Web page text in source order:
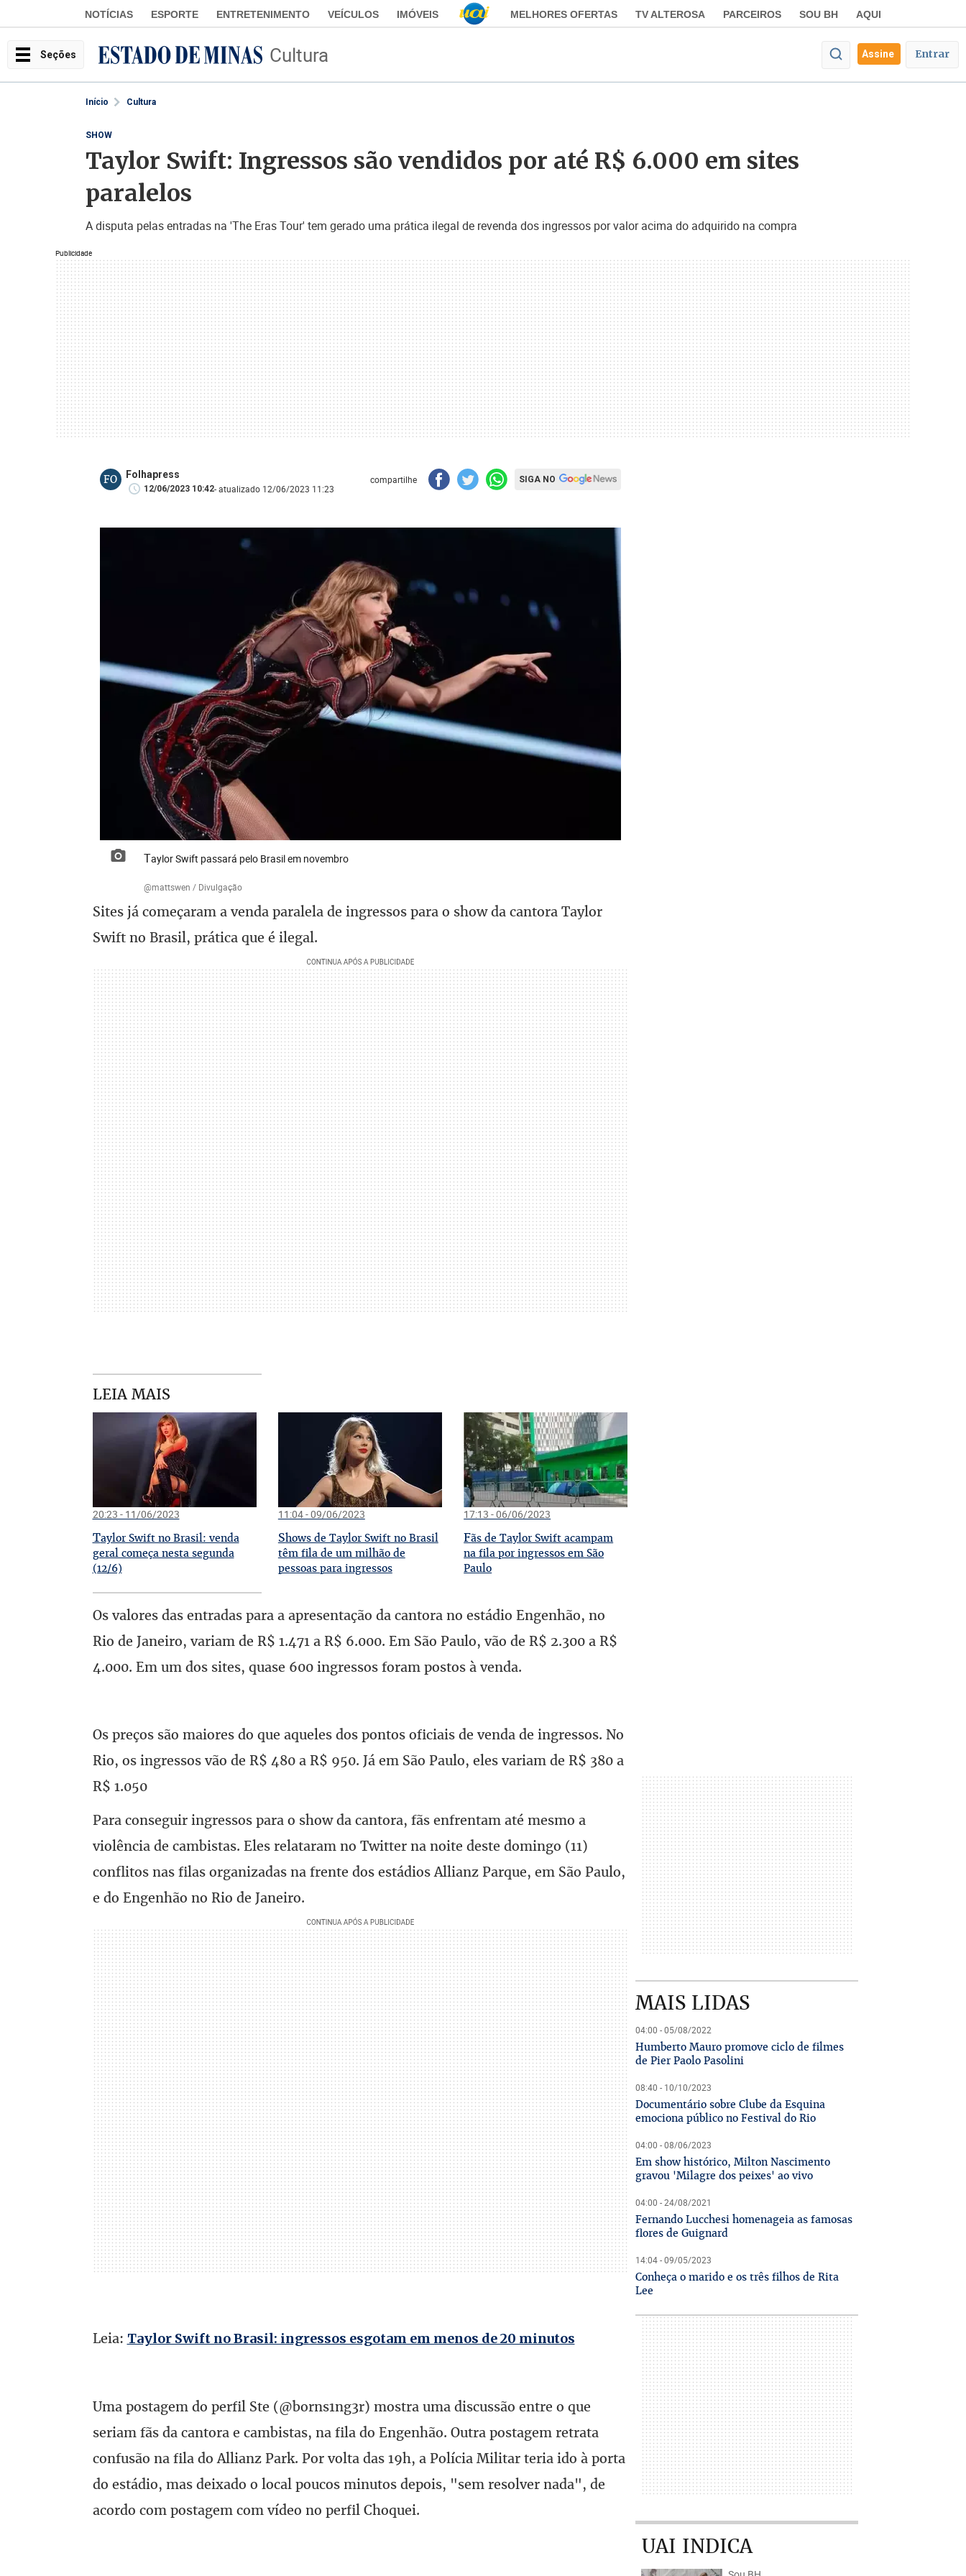
NOTÍCIAS ESPORTE ENTRETENIMENTO VEÍCULOS IMÓVEIS MELHORES OFERTAS TV ALTEROSA PARCEIROS SOU BH AQUI
Seções Cultura Assine Entrar
Início Cultura
Publicidade
SHOW
Taylor Swift: Ingressos são vendidos por até R$ 6.000 em sites
paralelos
A disputa pelas entradas na 'The Eras Tour' tem gerado uma prática ilegal de revenda dos ingressos por valor acima do adquirido na compra
FO Folhapress
12/06/2023 10:42- atualizado 12/06/2023 11:23
compartilhe SIGA NO
Taylor Swift passará pelo Brasil em novembro
@mattswen / Divulgação
Sites já começaram a venda paralela de ingressos para o show da cantora Taylor
Swift no Brasil, prática que é ilegal.
LEIA MAIS
20:23 - 11/06/2023
Taylor Swift no Brasil: venda
geral começa nesta segunda
(12/6)
11:04 - 09/06/2023
Shows de Taylor Swift no Brasil
têm fila de um milhão de
pessoas para ingressos
17:13 - 06/06/2023
Fãs de Taylor Swift acampam
na fila por ingressos em São
Paulo
Os valores das entradas para a apresentação da cantora no estádio Engenhão, no
Rio de Janeiro, variam de R$ 1.471 a R$ 6.000. Em São Paulo, vão de R$ 2.300 a R$
4.000. Em um dos sites, quase 600 ingressos foram postos à venda.
Os preços são maiores do que aqueles dos pontos oficiais de venda de ingressos. No
Rio, os ingressos vão de R$ 480 a R$ 950. Já em São Paulo, eles variam de R$ 380 a
R$ 1.050
Para conseguir ingressos para o show da cantora, fãs enfrentam até mesmo a
violência de cambistas. Eles relataram no Twitter na noite deste domingo (11)
conflitos nas filas organizadas na frente dos estádios Allianz Parque, em São Paulo,
e do Engenhão no Rio de Janeiro.
Leia: Taylor Swift no Brasil: ingressos esgotam em menos de 20 minutos
Uma postagem do perfil Ste (@borns1ng3r) mostra uma discussão entre o que
seriam fãs da cantora e cambistas, na fila do Engenhão. Outra postagem retrata
confusão na fila do Allianz Park. Por volta das 19h, a Polícia Militar teria ido à porta
do estádio, mas deixado o local poucos minutos depois, "sem resolver nada", de
acordo com postagem com vídeo no perfil Choquei.
MAIS LIDAS
04:00 - 05/08/2022
Humberto Mauro promove ciclo de filmes
de Pier Paolo Pasolini
08:40 - 10/10/2023
Documentário sobre Clube da Esquina
emociona público no Festival do Rio
04:00 - 08/06/2023
Em show histórico, Milton Nascimento
gravou 'Milagre dos peixes' ao vivo
04:00 - 24/08/2021
Fernando Lucchesi homenageia as famosas
flores de Guignard
14:04 - 09/05/2023
Conheça o marido e os três filhos de Rita
Lee
UAI INDICA